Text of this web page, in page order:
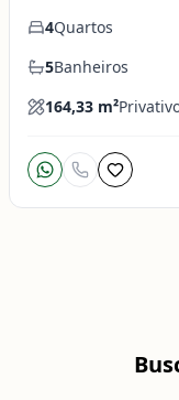
4Quartos
5Banheiros
164,33 m²